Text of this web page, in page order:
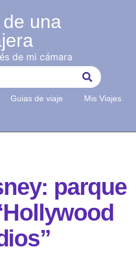
una
de mi cámara
Guias de viaje Mis Viajes
parque